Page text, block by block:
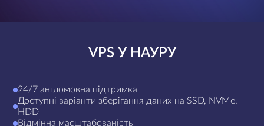
VPS У НАУРУ
24/7 англомовна підтримка
Доступні варіанти зберігання даних на SSD, NVMe,
HDD
Відмінна масштабованість